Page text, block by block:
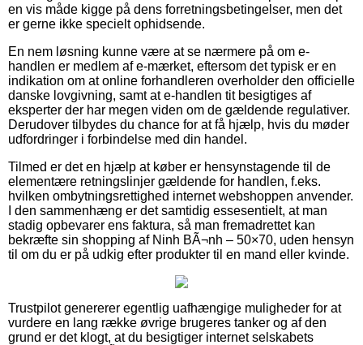
en vis måde kigge på dens forretningsbetingelser, men det
er gerne ikke specielt ophidsende.
En nem løsning kunne være at se nærmere på om e-
handlen er medlem af e-mærket, eftersom det typisk er en
indikation om at online forhandleren overholder den officielle
danske lovgivning, samt at e-handlen tit besigtiges af
eksperter der har megen viden om de gældende regulativer.
Derudover tilbydes du chance for at få hjælp, hvis du møder
udfordringer i forbindelse med din handel.
Tilmed er det en hjælp at køber er hensynstagende til de
elementære retningslinjer gældende for handlen, f.eks.
hvilken ombytningsrettighed internet webshoppen anvender.
I den sammenhæng er det samtidig essesentielt, at man
stadig opbevarer ens faktura, så man fremadrettet kan
bekræfte sin shopping af Ninh BÃ¬nh – 50×70, uden hensyn
til om du er på udkig efter produkter til en mand eller kvinde.
Trustpilot genererer egentlig uafhængige muligheder for at
vurdere en lang række øvrige brugeres tanker og af den
grund er det klogt, at du besigtiger internet selskabets